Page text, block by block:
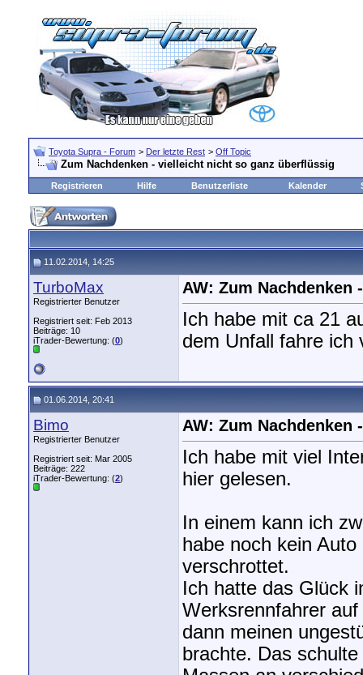
Toyota Supra - Forum > Der letzte Rest > Off Topic
Zum Nachdenken - vielleicht nicht so ganz überflüssig
Registrieren Hilfe Benutzerliste Kalender
11.02.2014, 14:25
TurboMax
Registrierter Benutzer
Registriert seit: Feb 2013
Beiträge: 10
iTrader-Bewertung: (0)
AW: Zum
Ich habe mit ca 21
dem Unfall fahre ich
01.06.2014, 20:41
Bimo
Registrierter Benutzer
Registriert seit: Mar 2005
Beiträge: 222
iTrader-Bewertung: (2)
AW: Zum
Ich habe mit viel
hier gelesen.
In einem kann ich
habe noch kein
verschrottet.
Ich hatte das Glück
Werksrennfahrer
dann meinen
brachte. Das